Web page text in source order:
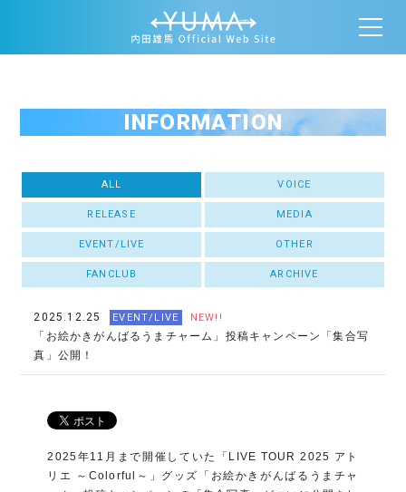
INFORMATION
ALL VOICE
RELEASE MEDIA
EVENT/LIVE OTHER
FANCLUB ARCHIVE
2025.12.25 EVENT/LIVE NEW!!
「お絵かきがんばるうまチャーム」投稿キャンペーン「集合写
真」公開！
2025年11月まで開催していた「LIVE TOUR 2025 アト
リエ ～Colorful～」グッズ「お絵かきがんばるうまチャ